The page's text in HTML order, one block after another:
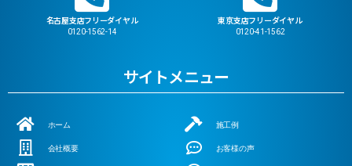
名古屋支店フリーダイヤル
0120-1562-14
東京支店フリーダイヤル
0120-41-1562
サイトメニュー
ホーム
会社概要
施工例
お客様の声